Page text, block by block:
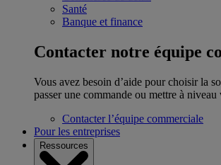
Santé
Banque et finance
Contacter notre équipe
Vous avez besoin d’aide pour choisir la
passer une commande ou mettre à
Contacter l’équipe commerciale
Pour les entreprises
Ressources